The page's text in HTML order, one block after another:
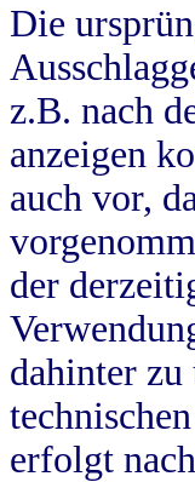
Die
z.B. nach
anzeigen
auch vor,
der
dahinter zu
erfolgt